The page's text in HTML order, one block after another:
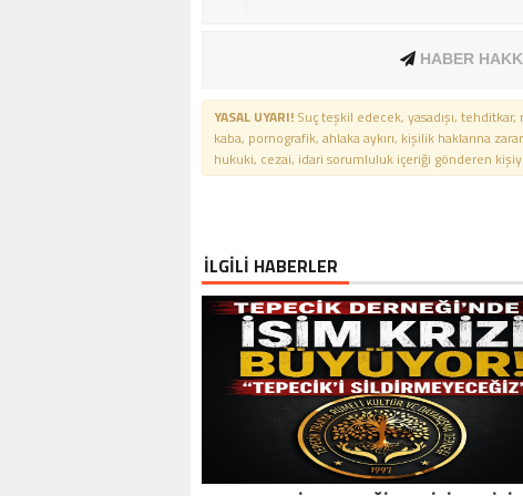
HABER
YASAL UYARI! Suç teşkil edecek, yasadışı,
kaba, pornografik, ahlaka aykırı, kişilik haklarına
hukuki, cezai, idari sorumluluk içeriği gönderen
İLGİLİ HABERLER